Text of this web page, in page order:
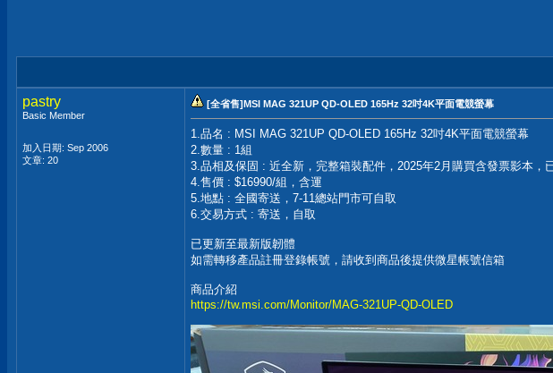
pastry
Basic Member
加入日期: Sep 2006
文章: 20
[全省售]MSI MAG 321UP QD-OLED 165Hz 32吋4K平面電競螢幕
1.品名 : MSI MAG 321UP QD-OLED 165Hz 32吋4K平面電競螢幕
2.數量 : 1組
3.品相及保固 : 近全新，完整箱裝配件，2025年2月購買含發票影本，
4.售價 : $16990/組，含運
5.地點 : 全國寄送，7-11總站門市可自取
6.交易方式 : 寄送，自取
已更新至最新版韌體
如需轉移產品註冊登錄帳號，請收到商品後提供微星帳號信箱
商品介紹
https://tw.msi.com/Monitor/MAG-321UP-QD-OLED